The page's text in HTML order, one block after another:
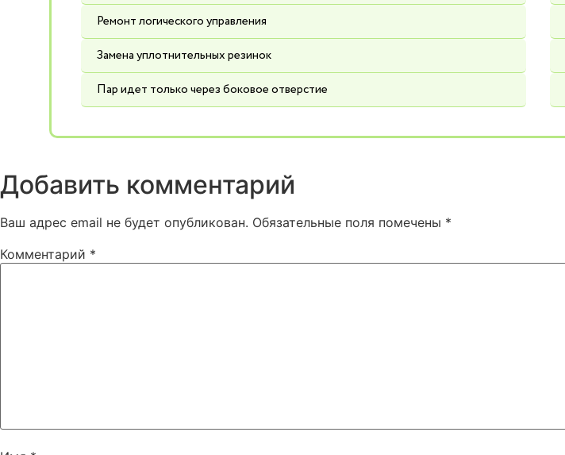
Ремонт логического управления
Замена уплотнительных резинок
Пар идет только через боковое отверстие
Добавить комментарий
Ваш адрес email не будет опубликован. Обязательные поля помечены *
Комментарий *